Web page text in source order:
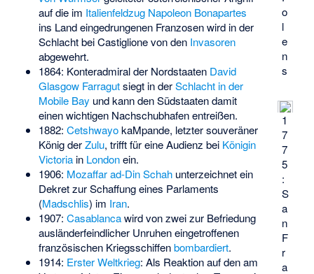
o
l
e
n
s
1
7
7
5
:
S
a
n
F
r
a
auf die im Italienfeldzug Napoleon Bonapartes
ins Land eingedrungenen Franzosen wird in der
Schlacht bei Castiglionevon den Invasoren
abgewehrt.
1864: Konteradmiral der Nordstaaten David
Glasgow Farragutsiegt in derSchlacht in der
Mobile Bay und kann den Südstaaten damit
einen wichtigen Nachschubhafen entreißen.
1882: CetshwayokaMpande, letzter souveräner
König derZulu, trifft für eine Audienz bei Königin
Victoriain Londonein.
1906: Mozaffar ad-Din Schahunterzeichnet ein
Dekret zur Schaffung eines Parlaments
(Madschlis) im Iran.
1907: Casablancawird von zwei zur Befriedung
ausländerfeindlicher Unruhen eingetroffenen
französischen Kriegsschiffenbombardiert.
1914: Erster Weltkrieg: Als Reaktion auf den am